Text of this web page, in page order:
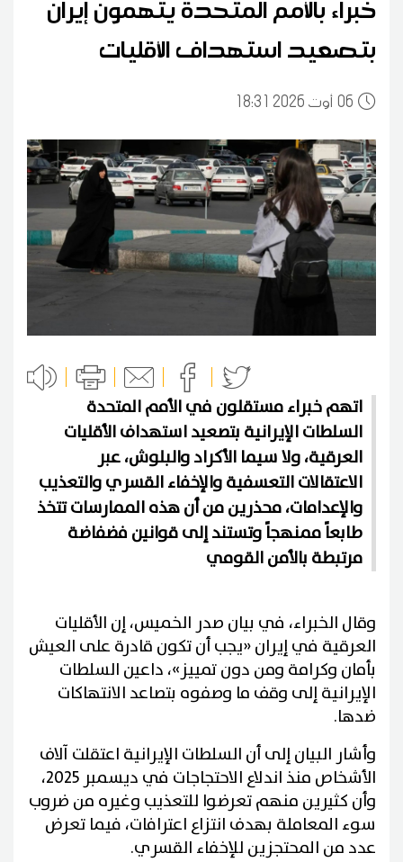
خبراء بالأمم المتحدة يتهمون إيران
بتصعيد استهداف الأقليات
0618:31 2026 أوت
اتهم خبراء مستقلون في الأمم المتحدة
السلطات الإيرانية بتصعيد استهداف الأقليات
العرقية، ولا سيما الأكراد والبلوش، عبر
الاعتقالات التعسفية والإخفاء القسري والتعذيب
والإعدامات، محذرين من أن هذه الممارسات تتخذ
طابعاً ممنهجاً وتستند إلى قوانين فضفاضة
مرتبطة بالأمن القومي
وقال الخبراء، في بيان صدر الخميس، إن الأقليات
العرقية في إيران «يجب أن تكون قادرة على العيش
بأمان وكرامة ومن دون تمييز»، داعين السلطات
الإيرانية إلى وقف ما وصفوه بتصاعد الانتهاكات
ضدها.
وأشار البيان إلى أن السلطات الإيرانية اعتقلت آلاف
الأشخاص منذ اندلاع الاحتجاجات في ديسمبر 2025،
وأن كثيرين منهم تعرضوا للتعذيب وغيره من ضروب
سوء المعاملة بهدف انتزاع اعترافات، فيما تعرض
عدد من المحتجزين للإخفاء القسري.